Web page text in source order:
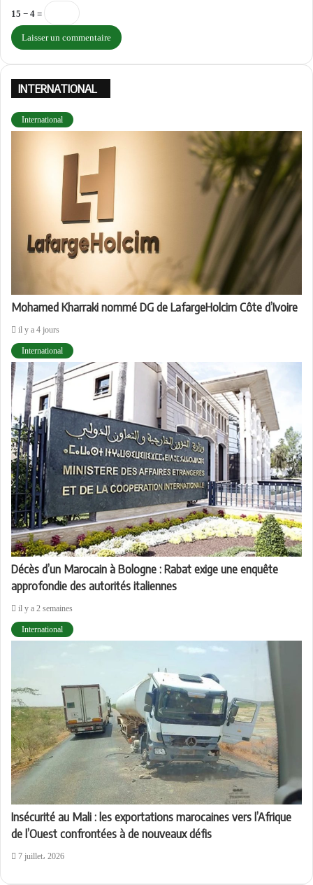
15 − 4 =
INTERNATIONAL
International
Mohamed Kharraki nommé DG de LafargeHolcim Côte d’Ivoire
il y a 4 jours
International
Décès d’un Marocain à Bologne : Rabat exige une enquête
approfondie des autorités italiennes
il y a 2 semaines
International
Insécurité au Mali : les exportations marocaines vers l’Afrique
de l’Ouest confrontées à de nouveaux défis
7 juillet، 2026